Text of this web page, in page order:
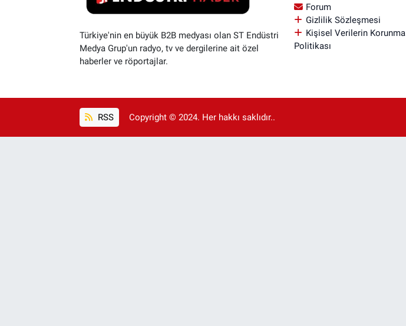
Türkiye'nin en büyük B2B medyası olan ST Endüstri
Medya Grup'un radyo, tv ve dergilerine ait özel
haberler ve röportajlar.
Forum
Gizlilik Sözleşmesi
Kişisel Verilerin Korunma
Politikası
RSS Copyright © 2024. Her hakkı saklıdır..